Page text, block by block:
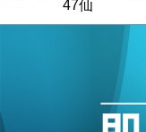
47仙
財經｜滙豐
及消費表現
本地｜假冒
損失近6900
財經｜日經